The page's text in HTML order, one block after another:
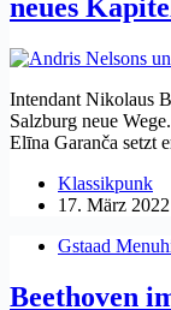
neues
Intendant Nikolaus
Salzburg neue
Elīna Garanča setzt
Klassikpunk
17. März 2022
Gstaad
Beethoven